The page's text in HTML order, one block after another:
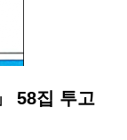
58집 투고